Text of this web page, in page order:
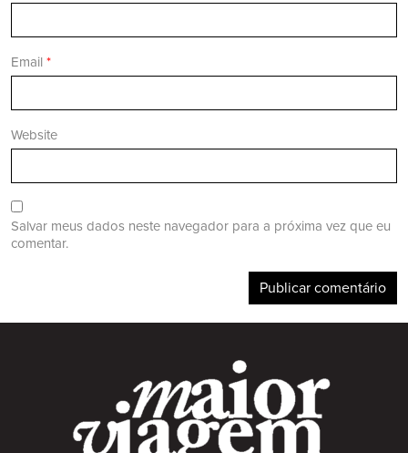
Email *
Website
Salvar meus dados neste navegador para a próxima vez que eu
comentar.